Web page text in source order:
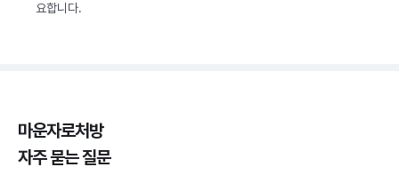
요합니다.
마운자로처방
자주 묻는 질문